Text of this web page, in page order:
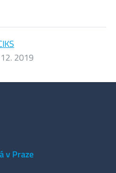
2019
v Praze